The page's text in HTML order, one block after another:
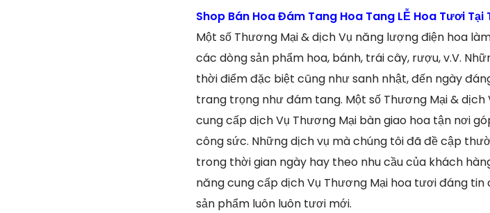
Shop Bán Hoa Đám Tang Hoa Tang LỄ Hoa Tươi Tại
Một số Thương Mại & dịch Vụ năng lượng điện hoa
các dòng sản phẩm hoa, bánh, trái cây, rượu, v.V.
thời điểm đặc biệt cũng như sanh nhật, đến ngày
trang trọng như đám tang. Một số Thương Mại &
cung cấp dịch Vụ Thương Mại bàn giao hoa tận nơi
công sức. Những dịch vụ mà chúng tôi đã đề cập
trong thời gian ngày hay theo nhu cầu của khách
năng cung cấp dịch Vụ Thương Mại hoa tươi đáng
sản phẩm luôn luôn tươi mới.